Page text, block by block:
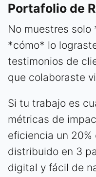
Portafolio de
No muestres
*cómo* lo
testimonios de
que colaboraste
Si tu trabajo es
métricas de
eficiencia un
distribuido en 3
digital y fácil de